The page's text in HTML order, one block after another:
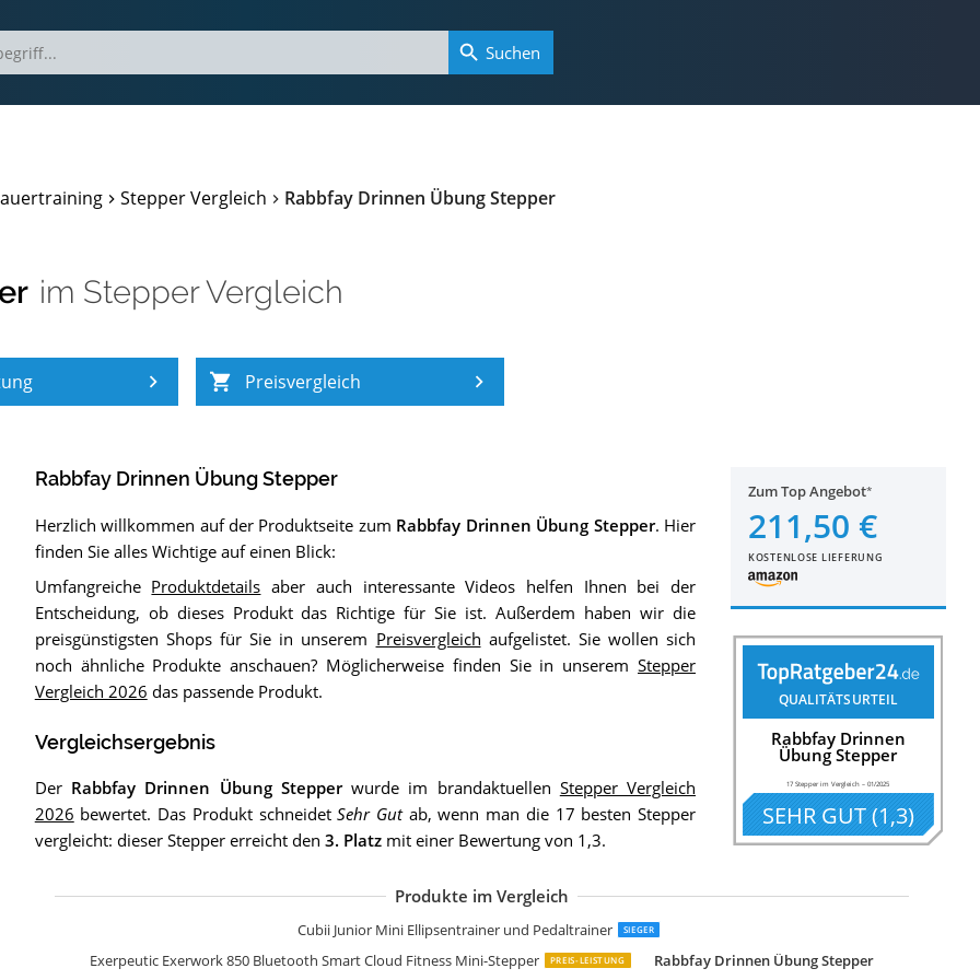
Stepper Vergleich Rabbfay Drinnen Übung Stepper
im Stepper Vergleich
Preisvergleich
Zum Top Angebot
211,50 €
KOSTENLOSE LIEFERUNG
QUALITÄTSURTEIL
Rabbfay Drinnen
Übung Stepper
17 Stepper im Vergleich –01/2025
SEHR GUT(1,3)
Rabbfay Drinnen Übung Stepper
Herzlich willkommen auf der Produktseite zum Rabbfay Drinnen Übung Stepper. Hier
finden Sie alles Wichtige auf einen Blick:
Umfangreiche Produktdetails aber auch interessante Videos helfen Ihnen bei der
Entscheidung, ob dieses Produkt das Richtige für Sie ist. Außerdem haben wir die
preisgünstigsten Shops für Sie in unserem Preisvergleich aufgelistet. Sie wollen sich
noch ähnliche Produkte anschauen? Möglicherweise finden Sie in unseremStepper
Vergleich 2026 das passende Produkt.
Vergleichsergebnis
Der Rabbfay Drinnen Übung Stepperwurde im brandaktuellen Stepper Vergleich
2026 bewertet. Das Produkt schneidetSehr Gutab, wenn man die 17 besten Stepper
vergleicht: dieser Stepper erreicht den 3. Platzmit einer Bewertung von 1,3.
Produkte im Vergleich
Cubii Junior Mini Ellipsentrainer und Pedaltrainer SIEGER
Exerpeutic Exerwork 850 Bluetooth Smart Cloud Fitness Mini-Stepper PREIS-LEISTUNG
Rabbfay Drinnen Übung Stepper
Zipro Roam Stepper Mini-Fitnessgerät
PROIRON Stepper für Zuhause
SportPlus 2in1 Dual-Way Stepper
Kettler Mini-Stepper
Jocca Stepper
BODYCOACH Up-Down Fitness Step Hometrainer Stepper
Sportstech 2in1 Twister Stepper
Hop-Sport Swing Stepper HS-45S Slim Up-Down-Side-Stepper
Best Goods 2 in 1 Mini Stepper
Best Goods Up-Down Stepper
ISO TRADE Stepper Twister Drehstepper
Sinbide 360°Stepper
Suchen